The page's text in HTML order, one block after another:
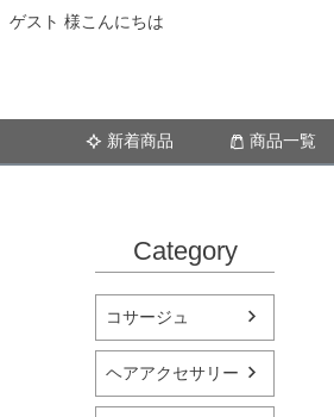
ゲスト 様こんにちは
新着商品 商品一覧
Category
コサージュ
ヘアアクセサリー